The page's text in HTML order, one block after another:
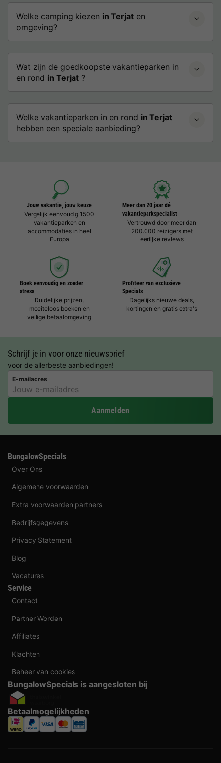
Welke camping kiezen in Terjat en
omgeving?
Wat zijn de goedkoopste vakantieparken in
en rond in Terjat ?
Welke vakantieparken in en rond in Terjat
hebben een speciale aanbieding?
Jouw vakantie, jouw keuze
Vergelijk eenvoudig 1500
vakantieparken en
accommodaties in heel
Europa
Meer dan 20 jaar dé
vakantieparkspecialist
Vertrouwd door meer dan
200.000 reizigers met
eerlijke reviews
Boek eenvoudig en zonder
stress
Duidelijke prijzen,
moeiteloos boeken en
veilige betaalomgeving
Profiteer van exclusieve
Specials
Dagelijks nieuwe deals,
kortingen en gratis extra's
Schrijf je in voor onze nieuwsbrief
voor de allerbeste aanbiedingen!
E-mailadres
Aanmelden
BungalowSpecials
Over Ons
Algemene voorwaarden
Extra voorwaarden partners
Bedrijfsgegevens
Privacy Statement
Blog
Vacatures
Service
Contact
Partner Worden
Affiliates
Klachten
Beheer van cookies
BungalowSpecials is aangesloten bij
Betaalmogelijkheden